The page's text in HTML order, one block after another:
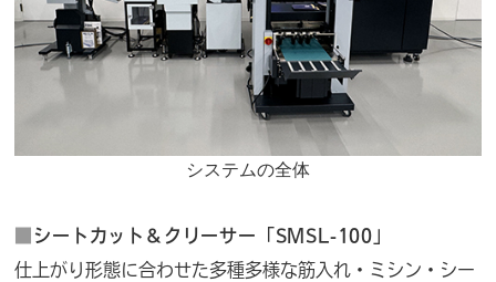
システムの全体
■ シートカット＆クリーサー「SMSL-100」
仕上がり形態に合わせた多種多様な筋入れ・ミシン・シー